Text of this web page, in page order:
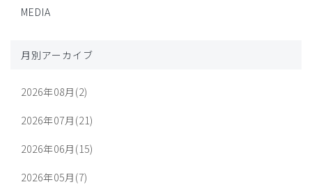
MEDIA
月別アーカイブ
2026年08月(2)
2026年07月(21)
2026年06月(15)
2026年05月(7)